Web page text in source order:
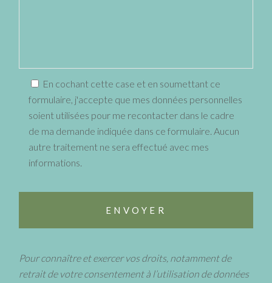
En cochant cette case et en soumettant ce
formulaire, j'accepte que mes données personnelles
soient utilisées pour me recontacter dans le cadre
de ma demande indiquée dans ce formulaire. Aucun
autre traitement ne sera effectué avec mes
informations.
Pour connaître et exercer vos droits, notamment de
retrait de votre consentement à l’utilisation de données